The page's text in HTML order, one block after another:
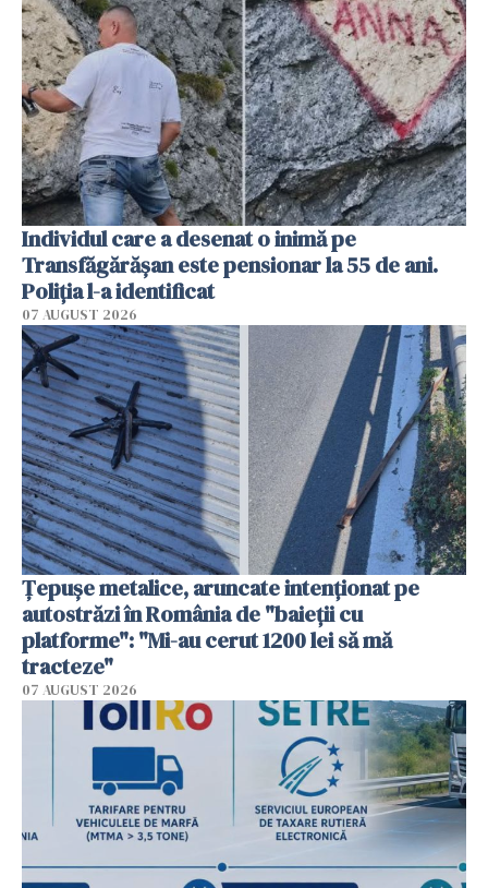
Individul care a desenat o inimă pe
Transfăgărășan este pensionar la 55 de ani.
Poliția l-a identificat
07 AUGUST 2026
Țepușe metalice, aruncate intenționat pe
autostrăzi în România de "baieții cu
platforme": "Mi-au cerut 1200 lei să mă
tracteze"
07 AUGUST 2026